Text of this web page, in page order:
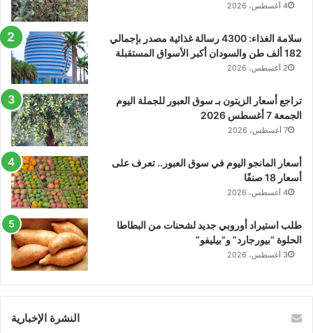
4 أغسطس، 2026
سلامة الغذاء: 4300 رسالة غذائية مصدر بإجمالي
182 ألف طن والسودان أكبر الأسواق المستقبلة
2 أغسطس، 2026
تراجع أسعار الزيتون بـ سوق العبور للجملة اليوم
الجمعة 7 أغسطس 2026
7 أغسطس، 2026
أسعار المانجو اليوم في سوق العبور.. تعرف على
أسعار 18 صنفًا
4 أغسطس، 2026
طلب استيراد أوروبي جديد لشحنات من البطاطا
الحلوة “بيورجارد” و”بيليفو”
3 أغسطس، 2026
النشرة الإخبارية